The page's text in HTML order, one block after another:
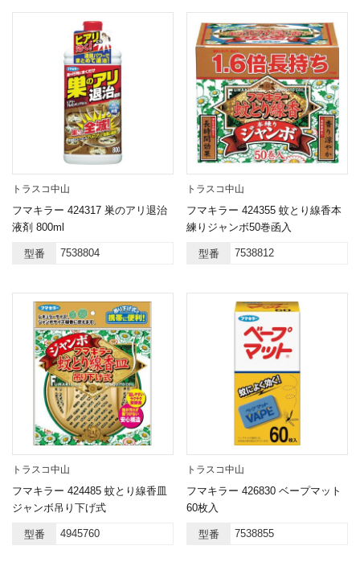
トラスコ中山
フマキラー 424317 巣のアリ退治
液剤 800ml
型番 7538804
トラスコ中山
フマキラー 424355 蚊とり線香本
練りジャンボ50巻函入
型番 7538812
トラスコ中山
フマキラー 424485 蚊とり線香皿
ジャンボ吊り下げ式
型番 4945760
トラスコ中山
フマキラー 426830 ベープマット
60枚入
型番 7538855